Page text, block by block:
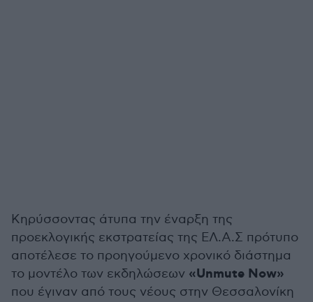
Κηρύσσοντας άτυπα την έναρξη της
προεκλογικής εκστρατείας της ΕΛ.Α.Σ πρότυπο
αποτέλεσε το προηγούμενο χρονικό διάστημα
το μοντέλο των εκδηλώσεων «Unmute Now»
που έγιναν από τους νέους στην Θεσσαλονίκη